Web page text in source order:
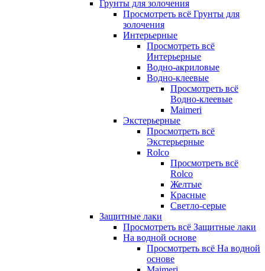
Грунты для золочения
Просмотреть всё Грунты для
золочения
Интерьерные
Просмотреть всё
Интерьерные
Водно-акриловые
Водно-клеевые
Просмотреть всё
Водно-клеевые
Maimeri
Экстерьерные
Просмотреть всё
Экстерьерные
Rolco
Просмотреть всё
Rolco
Желтые
Красные
Светло-серые
Защитные лаки
Просмотреть всё Защитные лаки
На водной основе
Просмотреть всё На водной
основе